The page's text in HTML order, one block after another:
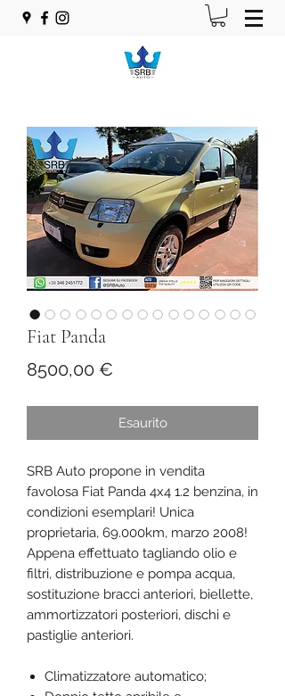
Fiat Panda
8500,00 €
Esaurito
SRB Auto propone in vendita
favolosa Fiat Panda 4x4 1.2 benzina, in
condizioni esemplari! Unica
proprietaria, 69.000km, marzo 2008!
Appena effettuato tagliando olio e
filtri, distribuzione e pompa acqua,
sostituzione bracci anteriori, biellette,
ammortizzatori posteriori, dischi e
pastiglie anteriori.
Climatizzatore automatico;